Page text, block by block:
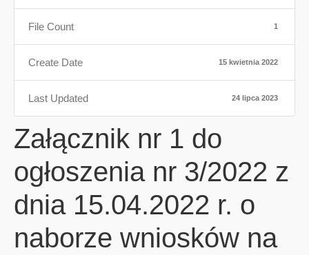
File Count 1
Create Date 15 kwietnia 2022
Last Updated 24 lipca 2023
Załącznik nr 1 do
ogłoszenia nr 3/2022 z
dnia 15.04.2022 r. o
naborze wniosków na